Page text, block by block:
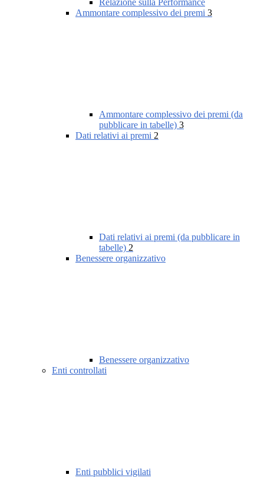
Relazione sulla Performance
Ammontare complessivo dei premi 3
Ammontare complessivo dei premi (da
pubblicare in tabelle) 3
Dati relativi ai premi 2
Dati relativi ai premi (da pubblicare in
tabelle) 2
Benessere organizzativo
Benessere organizzativo
Enti controllati
Enti pubblici vigilati